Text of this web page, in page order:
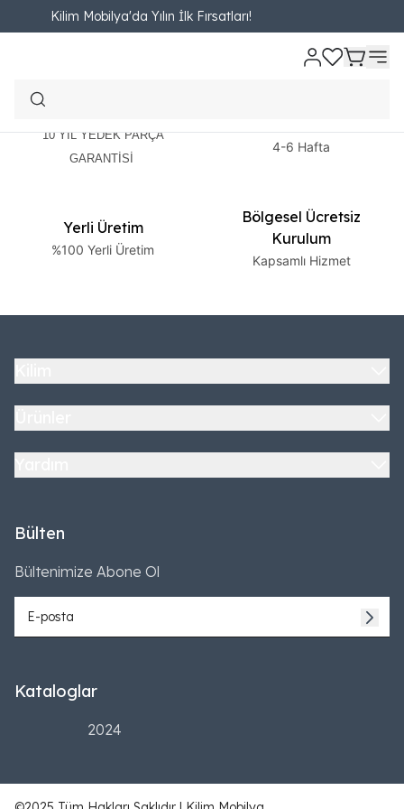
Kilim Mobilya'da Yılın İlk Fırsatları!
10 YIL YEDEK PARÇA
GARANTİSİ
4-6 Hafta
Yerli Üretim
%100 Yerli Üretim
Bölgesel Ücretsiz
Kurulum
Kapsamlı Hizmet
Kataloglar
2024
Bülten
Bültenimize Abone Ol